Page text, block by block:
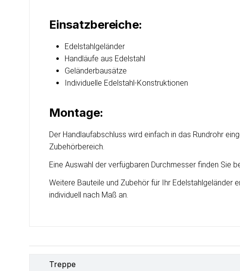
Einsatzbereiche:
Edelstahlgeländer
Handläufe aus Edelstahl
Geländerbausätze
Individuelle Edelstahl-Konstruktionen
Montage:
Der Handlaufabschluss wird einfach in das Rundrohr
Zubehörbereich.
Eine Auswahl der verfügbaren Durchmesser finden Sie
Weitere Bauteile und Zubehör für Ihr Edelstahlgeländer
individuell nach Maß an.
Treppe